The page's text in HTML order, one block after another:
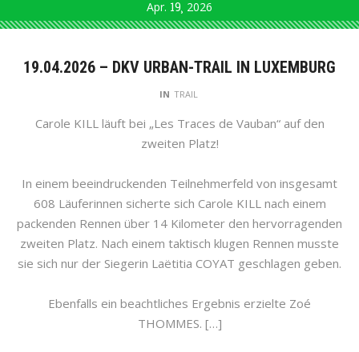
Apr. 19 2026
19.04.2026 – DKV URBAN-TRAIL IN LUXEMBURG
IN TRAIL
Carole KILL läuft bei „Les Traces de Vauban“ auf den
zweiten Platz!
In einem beeindruckenden Teilnehmerfeld von insgesamt
608 Läuferinnen sicherte sich Carole KILL nach einem
packenden Rennen über 14 Kilometer den hervorragenden
zweiten Platz. Nach einem taktisch klugen Rennen musste
sie sich nur der Siegerin Laëtitia COYAT geschlagen geben.
Ebenfalls ein beachtliches Ergebnis erzielte Zoé
THOMMES. […]